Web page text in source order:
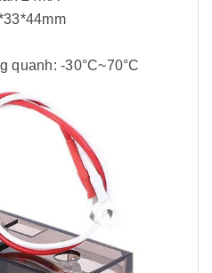
quanh: -30°C~70°C